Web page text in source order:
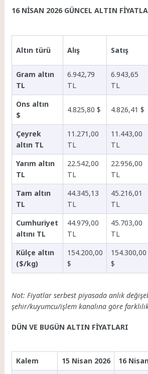
16 NİSAN 2026 GÜNCEL ALTIN
Altın türü Alış Satış
Gram altın
TL
6.942,79
TL
6.943,65
TL
Ons altın
$
4.825,80 $ 4.826,41 $
Çeyrek
altın TL
11.271,00
TL
11.443,00
TL
Yarım altın
TL
22.542,00
TL
22.956,00
TL
Tam altın
TL
44.345,13
TL
45.216,01
TL
Cumhuriyet
altını TL
44.979,00
TL
45.703,00
TL
Külçe altın
($/kg)
154.200,00
$
154.300,00
$
Not: Fiyatlar serbest piyasada anlık
şehir/kuyumcu/işlem kanalına göre
DÜN VE BUGÜN ALTIN FİYATLARI
Kalem 15 Nisan 2026 16